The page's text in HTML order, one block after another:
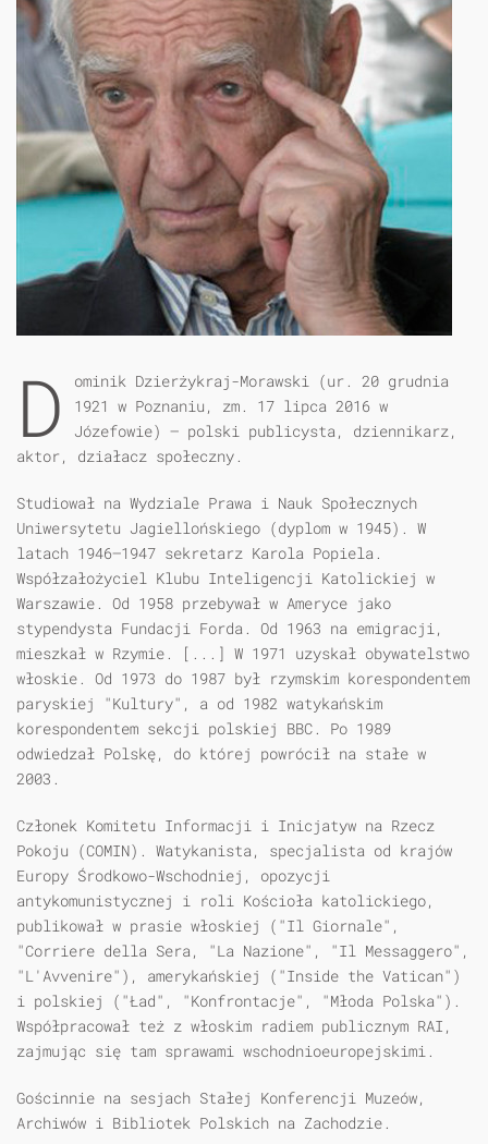
D
ominik Dzierżykraj-Morawski (ur. 20 grudnia
1921 w Poznaniu, zm. 17 lipca 2016 w
Józefowie) – polski publicysta, dziennikarz,
aktor, działacz społeczny.
Studiował na Wydziale Prawa i Nauk Społecznych
Uniwersytetu Jagiellońskiego (dyplom w 1945). W
latach 1946–1947 sekretarz Karola Popiela.
Współzałożyciel Klubu Inteligencji Katolickiej w
Warszawie. Od 1958 przebywał w Ameryce jako
stypendysta Fundacji Forda. Od 1963 na emigracji,
mieszkał w Rzymie. [...] W 1971 uzyskał obywatelstwo
włoskie. Od 1973 do 1987 był rzymskim korespondentem
paryskiej "Kultury", a od 1982 watykańskim
korespondentem sekcji polskiej BBC. Po 1989
odwiedzał Polskę, do której powrócił na stałe w
2003.
Członek Komitetu Informacji i Inicjatyw na Rzecz
Pokoju (COMIN). Watykanista, specjalista od krajów
Europy Środkowo-Wschodniej, opozycji
antykomunistycznej i roli Kościoła katolickiego,
publikował w prasie włoskiej ("Il Giornale",
"Corriere della Sera, "La Nazione", "Il Messaggero",
"L'Avvenire"), amerykańskiej ("Inside the Vatican")
i polskiej ("Ład", "Konfrontacje", "Młoda Polska").
Współpracował też z włoskim radiem publicznym RAI,
zajmując się tam sprawami wschodnioeuropejskimi.
Gościnnie na sesjach Stałej Konferencji Muzeów,
Archiwów i Bibliotek Polskich na Zachodzie.